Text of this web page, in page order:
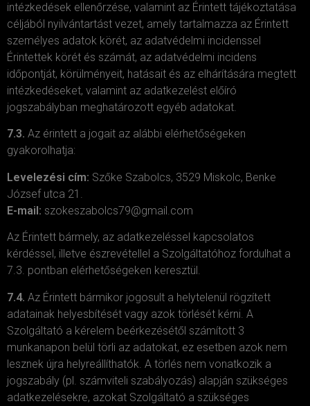
intézkedések ellenőrzése, valamint az Érintett tájékoztatása
céljából nyilvántartást vezet, amely tartalmazza az Érintett
személyes adatok körét, az adatvédelmi incidenssel
Érintettek körét és számát, az adatvédelmi incidens
időpontját, körülményeit, hatásait és az elhárítására megtett
intézkedéseket, valamint az adatkezelést előíró
jogszabályban meghatározott egyéb adatokat.
7.3. Az érintett a jogait az alábbi elérhetőségeken
gyakorolhatja:
Levelezési cím: Szőke Szabolcs, 3529 Miskolc, Benke
József utca 21.
E-mail: szokeszabolcs79@gmail.com
Az Érintett bármely, az adatkezeléssel kapcsolatos
kérdéssel, illetve észrevétellel a Szolgáltatóhoz fordulhat a
7.3. pontban elérhetőségeken keresztül.
7.4. Az Érintett bármikor jogosult a helytelenül rögzített
adatainak helyesbítését vagy azok törlését kérni. A
Szolgáltató a kérelem beérkezésétől számított 3
munkanapon belül törli az adatokat, ez esetben azok nem
lesznek újra helyreállíthatók. A törlés nem vonatkozik a
jogszabály (pl. számviteli szabályozás) alapján szükséges
adatkezelésekre, azokat Szolgáltató a szükséges